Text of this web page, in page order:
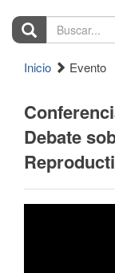
Buscar...
Inicio Evento
Debate